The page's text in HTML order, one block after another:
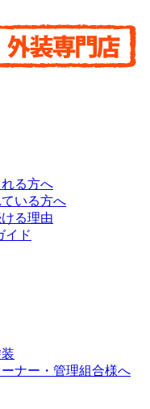
る方へ
いる方へ
る理由
イド
ナー・管理組合様へ